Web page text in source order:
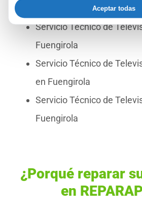
Servicio Técnico de
Fuengirola
Servicio Técnico de
en Fuengirola
Servicio Técnico de
Fuengirola
¿Porqué reparar
en
Aceptar todas